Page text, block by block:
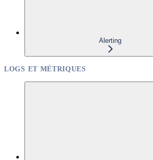
Alerting
LOGS ET MÉTRIQUES